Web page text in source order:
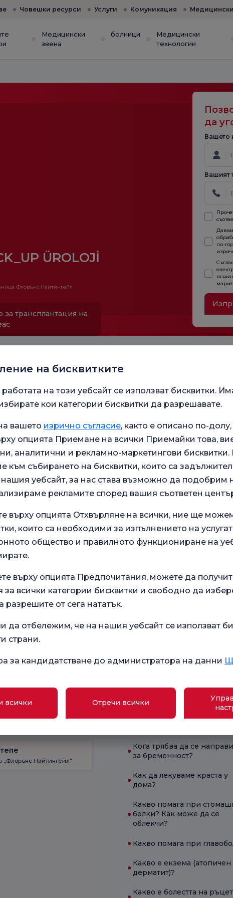
Човешки ресурси Услуги Комуникация
Медицински
звена
болници
Медицински
технологии
ÜROLOJİ
Флорънс Найтингейл
за трансплантация на
да
Вашето
Вашият
Давам
по-
бременност
„Флорънс Найтингейл“
Какви са симптомите на
Какви са симптомите на
Какво представляват
Кога трябва да се
за бременност?
Как да лекуваме краста у
дома?
Какво помага при
болки? Как може да се
облекчи?
Какво помага при
Какво е екзема (атопичен
дерматит)?
Какво е болестта на
нашите
Анкета за общо
на бисквитките
на този уебсайт се използват бисквитки.
кои категории бисквитки да разрешавате.
вашето изрично съгласие, както е описано по-долу,
опцията Приемане на всички Приемайки това,
аналитични и рекламно-маркетингови бисквитки.
към събирането на бисквитки, които са
нашия уебсайт, за нас става възможно да подобрим
рекламите според вашия съответен
върху опцията Отхвърляне на всички, ние ще
които са необходими за изпълнението на
общество и правилното функциониране на
върху опцията Предпочитания, можете да
всички категории бисквитки и свободно да
разрешите от сега нататък.
да отбележим, че на нашия уебсайт се използват
страни.
за кандидатстване до администратора на данни
всички Отречи всички